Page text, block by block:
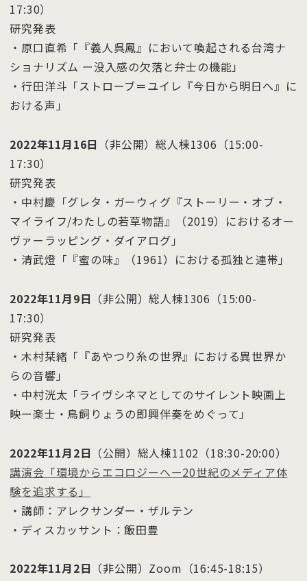
17:30）
研究発表
・原口直希「『義人呉鳳』において喚起される台湾ナ
ショナリズム ー没入感の欠落と弁士の機能」
・行田洋斗「ストローブ＝ユイレ『今⽇から明⽇へ』に
おける声」
2022年11月16日 （非公開）総人棟1306（15:00-
17:30）
研究発表
・中村慶「グレタ・ガーウィグ『ストーリー・オブ・
マイライフ/わたしの若草物語』（2019）におけるオー
ヴァーラッピング・ダイアログ」
・清武燈「『蜜の味』（1961）における孤独と連帯」
2022年11月9日 （非公開）総人棟1306（15:00-
17:30）
研究発表
・⽊村栞緒「『あやつり糸の世界』における異世界か
らの音響」
・中村洸太「ライヴシネマとしてのサイレント映画上
映ー楽士・鳥飼りょうの即興伴奏をめぐって」
2022年11月2日 （公開）総人棟1102（18:30-20:00）
講演会「環境からエコロジーへー20世紀のメディア体
験を追求する」
・講師：アレクサンダー・ザルテン
・ディスカッサント：飯田豊
2022年11月2日 （非公開）Zoom（16:45-18:15）